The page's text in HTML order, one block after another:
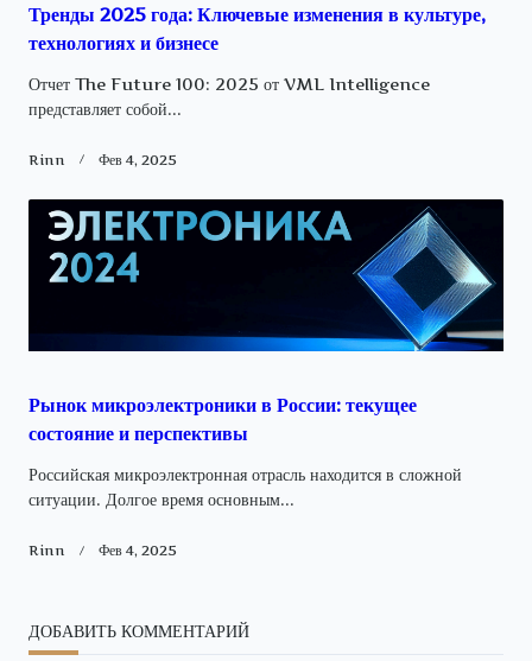
Тренды 2025 года: Ключевые изменения в культуре,
технологиях и бизнесе
Отчет The Future 100: 2025 от VML Intelligence
представляет собой...
Rinn Фев 4, 2025
Рынок микроэлектроники в России: текущее
состояние и перспективы
Российская микроэлектронная отрасль находится в сложной
ситуации. Долгое время основным...
Rinn Фев 4, 2025
ДОБАВИТЬ КОММЕНТАРИЙ